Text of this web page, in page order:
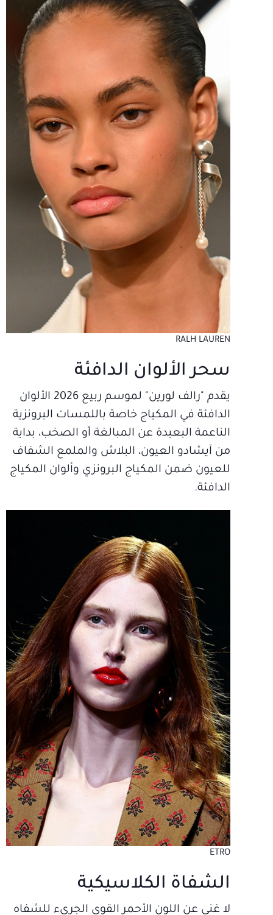
RALH LAUREN
سحر الألوان الدافئة
يقدم "رالف لورين" لموسم ربيع 2026 الألوان
الدافئة في المكياج خاصة باللمسات البرونزية
الناعمة البعيدة عن المبالغة أو الصخب، بداية
من آيشادو العيون، البلاش والملمع الشفاف
للعيون ضمن المكياج البرونزي وألوان المكياج
الدافئة.
ETRO
الشفاة الكلاسيكية
لا غنى عن اللون الأحمر القوي الجريء للشفاه